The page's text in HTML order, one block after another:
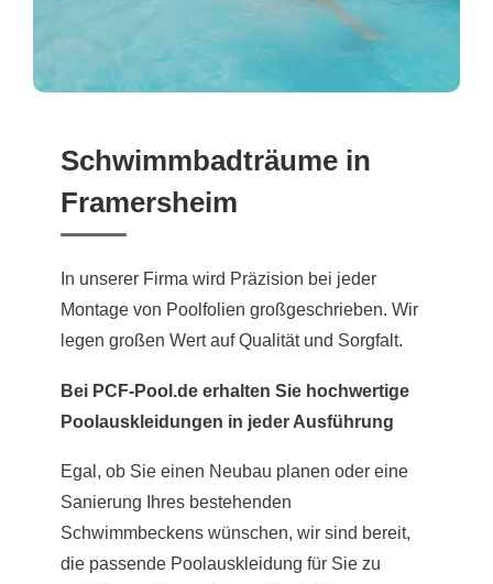
Schwimmbadträume in
Framersheim
In unserer Firma wird Präzision bei jeder
Montage von Poolfolien großgeschrieben. Wir
legen großen Wert auf Qualität und Sorgfalt.
Bei PCF-Pool.de erhalten Sie hochwertige
Poolauskleidungen in jeder Ausführung
Egal, ob Sie einen Neubau planen oder eine
Sanierung Ihres bestehenden
Schwimmbeckens wünschen, wir sind bereit,
die passende Poolauskleidung für Sie zu